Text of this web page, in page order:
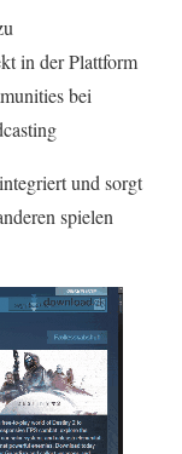
in der Plattform
bei
integriert und sorgt
spielen